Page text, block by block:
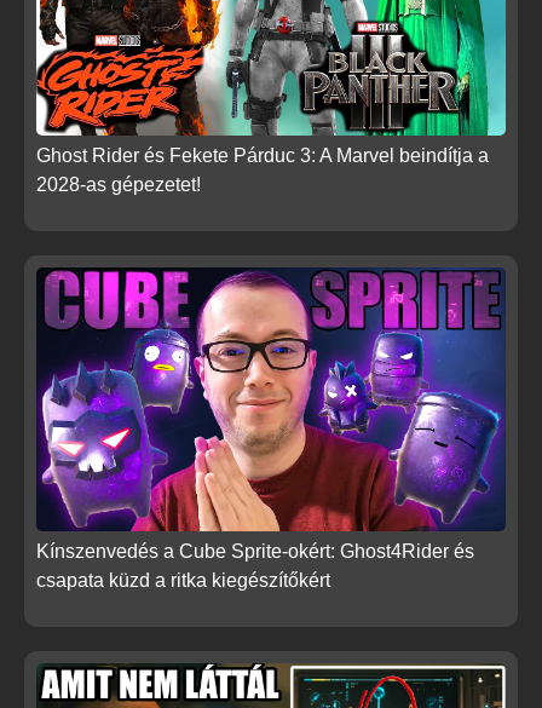
Ghost Rider és Fekete Párduc 3: A Marvel beindítja a
2028-as gépezetet!
Kínszenvedés a Cube Sprite-okért: Ghost4Rider és
csapata küzd a ritka kiegészítőkért